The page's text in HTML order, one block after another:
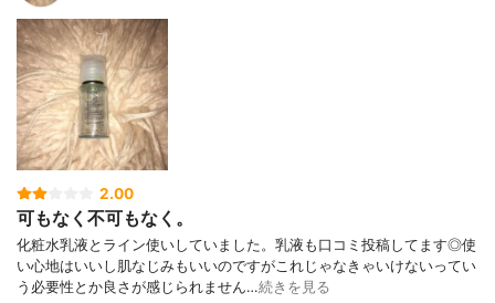
2.00
可もなく不可もなく。
化粧水乳液とライン使いしていました。乳液も口コミ投稿してます◎使
い心地はいいし肌なじみもいいのですがこれじゃなきゃいけないってい
う必要性とか良さが感じられません…続きを見る